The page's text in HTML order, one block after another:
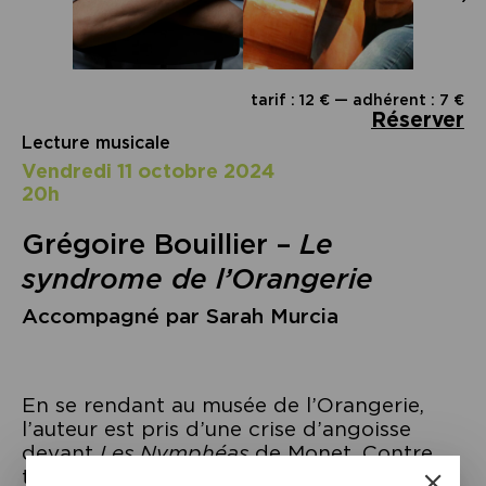
tarif : 12 € — adhérent : 7 €
Réserver
Lecture musicale
vendredi 11 octobre 2024
20h
Grégoire Bouillier – Le
syndrome de l’Orangerie
Accompagné par Sarah Murcia
En se rendant au musée de l’Orangerie,
l’auteur est pris d’une crise d’angoisse
devantLes Nymphéasde Monet. Contre
toute attente, les Grands Panneaux